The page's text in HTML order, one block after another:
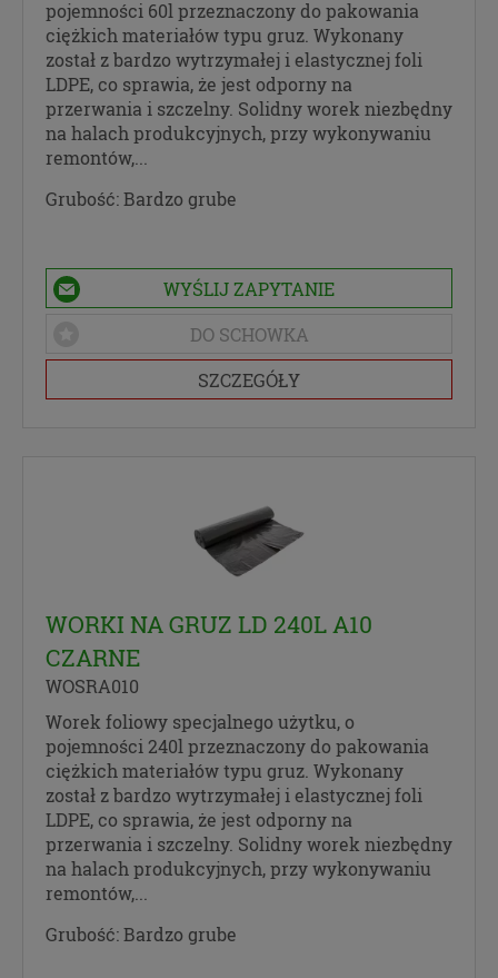
pojemności 60l przeznaczony do pakowania
ciężkich materiałów typu gruz. Wykonany
został z bardzo wytrzymałej i elastycznej foli
LDPE, co sprawia, że jest odporny na
przerwania i szczelny. Solidny worek niezbędny
na halach produkcyjnych, przy wykonywaniu
remontów,...
Grubość:Bardzo grube
WYŚLIJ ZAPYTANIE
DO SCHOWKA
SZCZEGÓŁY
WORKI NA GRUZ LD 240L A10
CZARNE
WOSRA010
Worek foliowy specjalnego użytku, o
pojemności 240l przeznaczony do pakowania
ciężkich materiałów typu gruz. Wykonany
został z bardzo wytrzymałej i elastycznej foli
LDPE, co sprawia, że jest odporny na
przerwania i szczelny. Solidny worek niezbędny
na halach produkcyjnych, przy wykonywaniu
remontów,...
Grubość:Bardzo grube
marketingowych (obejmujących niezbędne
działania analityczne i zestawianie w profile
marketingowe na podstawie Twojej aktywności na
stronach internetowych) w tym ich przetwarzanie
w plikach cookies itp. instalowanych na Twoich
urządzeniach i odczytywanych z tych plików przez
Administratora danych osobowych. Możesz w łatwy
„Przejdź do serwisu” lub zamykając to okno.
Zaufani Partnerzy
Dane osobowe o których mowy powyżej
udostępniane są wyłącznie zaufanym partnerom w
celach statystycznych oraz w celu realizowania
dodatkowych usług dostępnych w serwisie.
danych, w celach marketingowych
Yandex Metrica - w celach statystycznych,
Smartsupp.com, s.r.o. - w celach świadczenia
Facebook, Inc. - w celach statystycznych, analizy
danych, w celach marketingowych
Hotjar Limited -
świadczenia usługi chatu on-line
R2G Polska Sp. z o.o. - w celach realizowania
usług kurierskich
Poczta Polska S.A. - w celach realizowania usług
kurierskich
Newsletter
„Wyrażam zgodę na przetwarzanie moich danych
osobowych w celach i zakresie zgodnymi z
realizacją usługi newsletter opisanej w Polityce